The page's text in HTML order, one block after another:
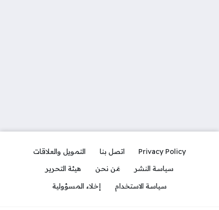
Privacy Policy اتصل بنا
التمويل والعلاقات
سياسة النشر
مَن نحن
هيئة التحرير
سياسة الاستخدام
إخلاء المسؤولية